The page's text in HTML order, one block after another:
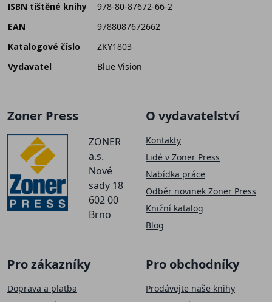
ISBN tištěné knihy
978-80-87672-66-2
EAN
9788087672662
Katalogové číslo
ZKY1803
Vydavatel
Blue Vision
Zoner Press
ZONER
a.s.
Nové
sady 18
602 00
Brno
O vydavatelství
Kontakty
Lidé v Zoner Press
Nabídka práce
Odběr novinek Zoner Press
Knižní katalog
Blog
Pro zákazníky
Doprava a platba
Pro obchodníky
Prodávejte naše knihy